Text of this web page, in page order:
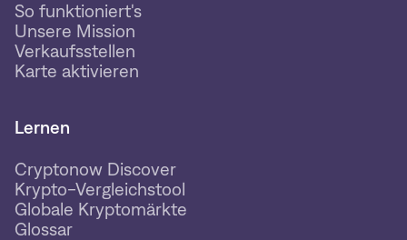
So funktioniert's
Unsere Mission
Verkaufsstellen
Karte aktivieren
Lernen
Cryptonow Discover
Krypto-Vergleichstool
Globale Kryptomärkte
Glossar